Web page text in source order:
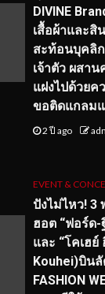
DIVINE
เสื้อผ้าและสิ
สะท้อนบุคลิ
เจ้าตัว ผสาน
แฝงไปด้วย
ขอติดแกลม
2 ปี ago
EVENT &
ปังไม่ไหว! 3
ฮอต “ฟอร์ด-
และ “โคเฮย์
Kouhei)บินลั
FASHION